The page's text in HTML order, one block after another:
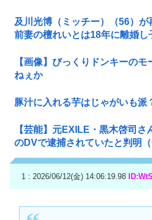
及川光博（ミッチー）（56）が
前妻の檀れいとは18年に離婚し
【画像】びっくりドンキーの
ねぇか
豚汁に入れる芋はじゃがいも派
【芸能】元EXILE・黒木啓司
のDVで逮捕されていたと判明
1 : 2026/06/12(金) 14:06:19.98